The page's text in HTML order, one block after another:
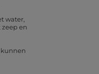
water
en
kunnen